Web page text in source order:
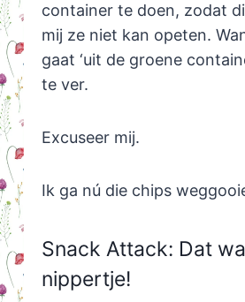
container te doen, zodat
mij ze niet kan opeten.
gaat ‘uit de groene
te ver.
Excuseer mij.
Ik ga nú die chips
Snack Attack: Dat
nippertje!